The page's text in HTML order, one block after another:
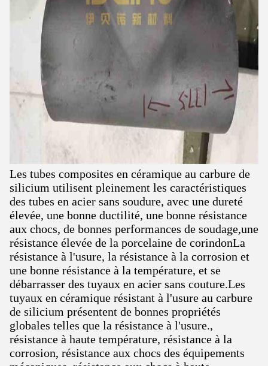
Les tubes composites en céramique au carbure de
silicium utilisent pleinement les caractéristiques
des tubes en acier sans soudure, avec une dureté
élevée, une bonne ductilité, une bonne résistance
aux chocs, de bonnes performances de soudage,une
résistance élevée de la porcelaine de corindonLa
résistance à l'usure, la résistance à la corrosion et
une bonne résistance à la température, et se
débarrasser des tuyaux en acier sans couture.Les
tuyaux en céramique résistant à l'usure au carbure
de silicium présentent de bonnes propriétés
globales telles que la résistance à l'usure.,
résistance à haute température, résistance à la
corrosion, résistance aux chocs des équipements